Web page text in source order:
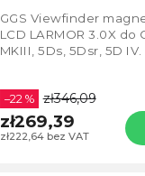
zł222,64 bez VAT
–22 % zł346,09
zł269,39
GGS Viewfinder
LCD LARMOR 3.0X do
MKIII, 5Ds, 5Dsr, 5D IV.